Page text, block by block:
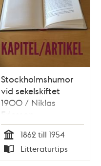
Stockholmshumor
vid sekelskiftet
1900 / Niklas
Ericsson
Tid
1862 till 1954
Typ
Litteraturtips